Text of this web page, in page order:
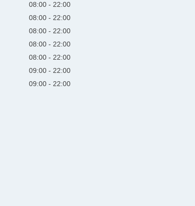
08:00
22:00
08:00
22:00
08:00
22:00
08:00
22:00
08:00
22:00
09:00
22:00
09:00 22:00